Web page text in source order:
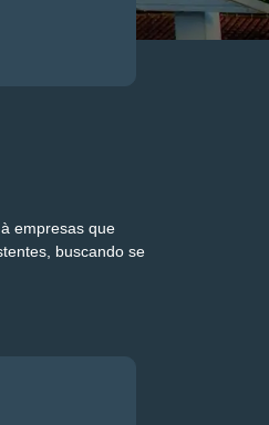
empresas que
buscando se